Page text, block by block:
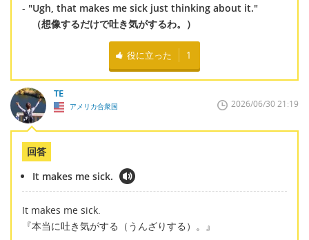
- "Ugh, that makes me sick just thinking about it."
（想像するだけで吐き気がするわ。）
役に立った 1
TE
アメリカ合衆国 2026/06/30 21:19
回答
It makes me sick.
It makes me sick.
『本当に吐き気がする（うんざりする）。』